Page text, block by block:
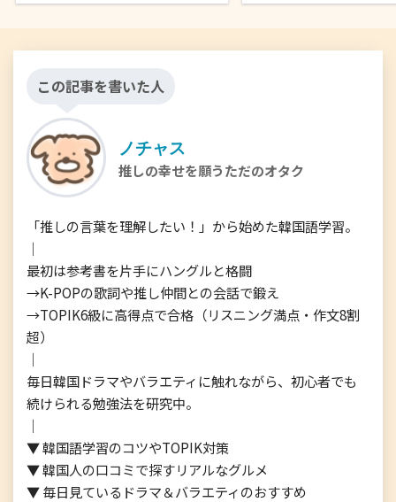
この記事を書いた人
ノチャス
推しの幸せを願うただのオタク
「推しの言葉を理解したい！」から始めた韓国語学習。
｜
最初は参考書を片手にハングルと格闘
→K-POPの歌詞や推し仲間との会話で鍛え
→TOPIK6級に高得点で合格（リスニング満点・作文8割
超）
｜
毎日韓国ドラマやバラエティに触れながら、初心者でも
続けられる勉強法を研究中。
｜
▼ 韓国語学習のコツやTOPIK対策
▼ 韓国人の口コミで探すリアルなグルメ
▼ 毎日見ているドラマ＆バラエティのおすすめ